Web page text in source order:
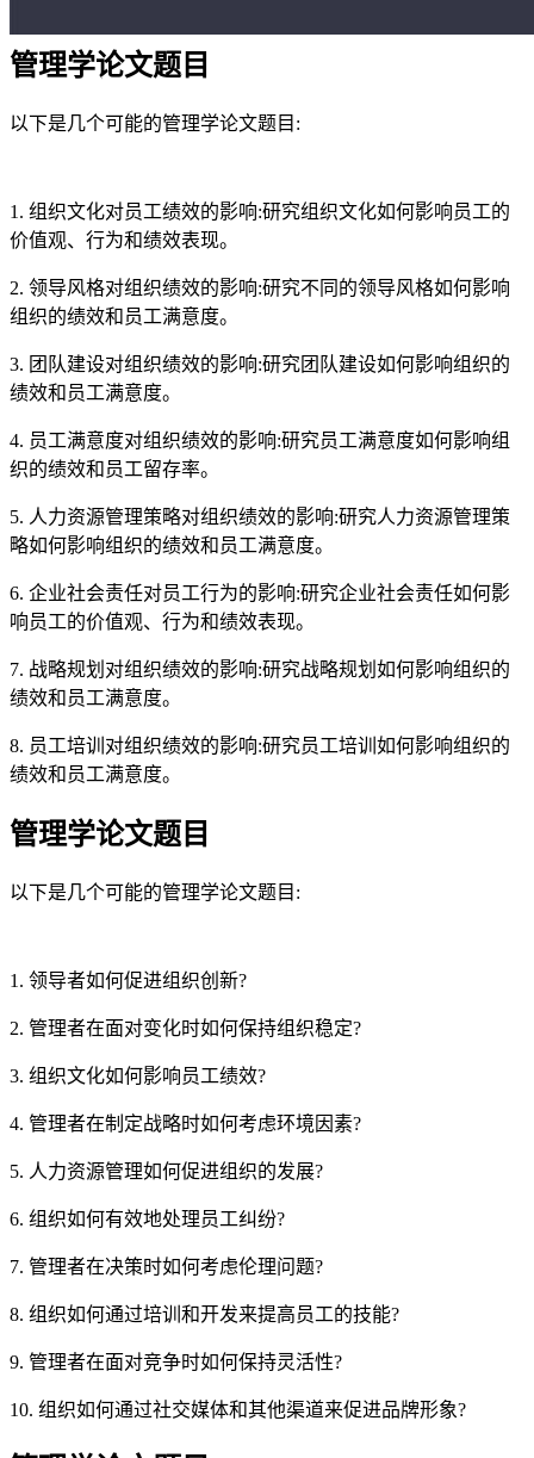
管理学论文题目
以下是几个可能的管理学论文题目:
1. 组织文化对员工绩效的影响:研究组织文化如何影响员工的
价值观、行为和绩效表现。
2. 领导风格对组织绩效的影响:研究不同的领导风格如何影响
组织的绩效和员工满意度。
3. 团队建设对组织绩效的影响:研究团队建设如何影响组织的
绩效和员工满意度。
4. 员工满意度对组织绩效的影响:研究员工满意度如何影响组
织的绩效和员工留存率。
5. 人力资源管理策略对组织绩效的影响:研究人力资源管理策
略如何影响组织的绩效和员工满意度。
6. 企业社会责任对员工行为的影响:研究企业社会责任如何影
响员工的价值观、行为和绩效表现。
7. 战略规划对组织绩效的影响:研究战略规划如何影响组织的
绩效和员工满意度。
8. 员工培训对组织绩效的影响:研究员工培训如何影响组织的
绩效和员工满意度。
管理学论文题目
以下是几个可能的管理学论文题目:
1. 领导者如何促进组织创新?
2. 管理者在面对变化时如何保持组织稳定?
3. 组织文化如何影响员工绩效?
4. 管理者在制定战略时如何考虑环境因素?
5. 人力资源管理如何促进组织的发展?
6. 组织如何有效地处理员工纠纷?
7. 管理者在决策时如何考虑伦理问题?
8. 组织如何通过培训和开发来提高员工的技能?
9. 管理者在面对竞争时如何保持灵活性?
10. 组织如何通过社交媒体和其他渠道来促进品牌形象?